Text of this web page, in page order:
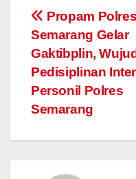
Post
Propam Polres
Semarang Gelar
Gaktibplin, Wujud
Pedisiplinan
Personil Polres
Semarang